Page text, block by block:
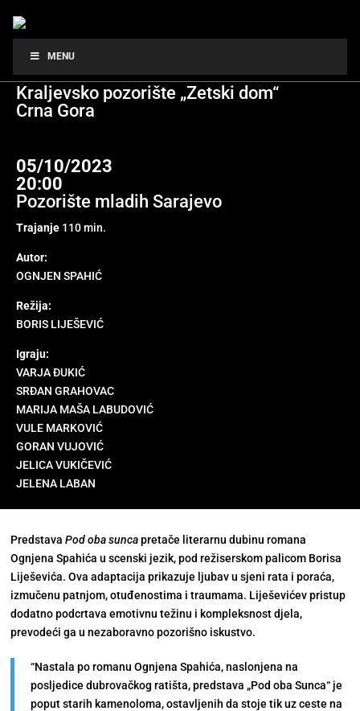
MENU
POD OBA SUNCA
Kraljevsko pozorište „Zetski dom“
Crna Gora
05/10/2023
20:00
Pozorište mladih Sarajevo
Trajanje 110 min.
Autor:
OGNJEN SPAHIĆ
Režija:
BORIS LIJEŠEVIĆ
Igraju:
VARJA ĐUKIĆ
SRĐAN GRAHOVAC
MARIJA MAŠA LABUDOVIĆ
VULE MARKOVIĆ
GORAN VUJOVIĆ
JELICA VUKIČEVIĆ
JELENA LABAN
PredstavaPod oba suncapretače literarnu dubinu romana
Ognjena Spahića u scenski jezik, pod režiserskom palicom Borisa
Liješevića. Ova adaptacija prikazuje ljubav u sjeni rata i poraća,
izmučenu patnjom, otuđenostima i traumama. Liješevićev pristup
dodatno podcrtava emotivnu težinu i kompleksnost djela,
prevodeći ga u nezaboravno pozorišno iskustvo.
“Nastala po romanu Ognjena Spahića, naslonjena na
posljedice dubrovačkog ratišta, predstava „Pod oba Sunca“ je
poput starih kamenoloma, ostavljenih da stoje tik uz ceste na